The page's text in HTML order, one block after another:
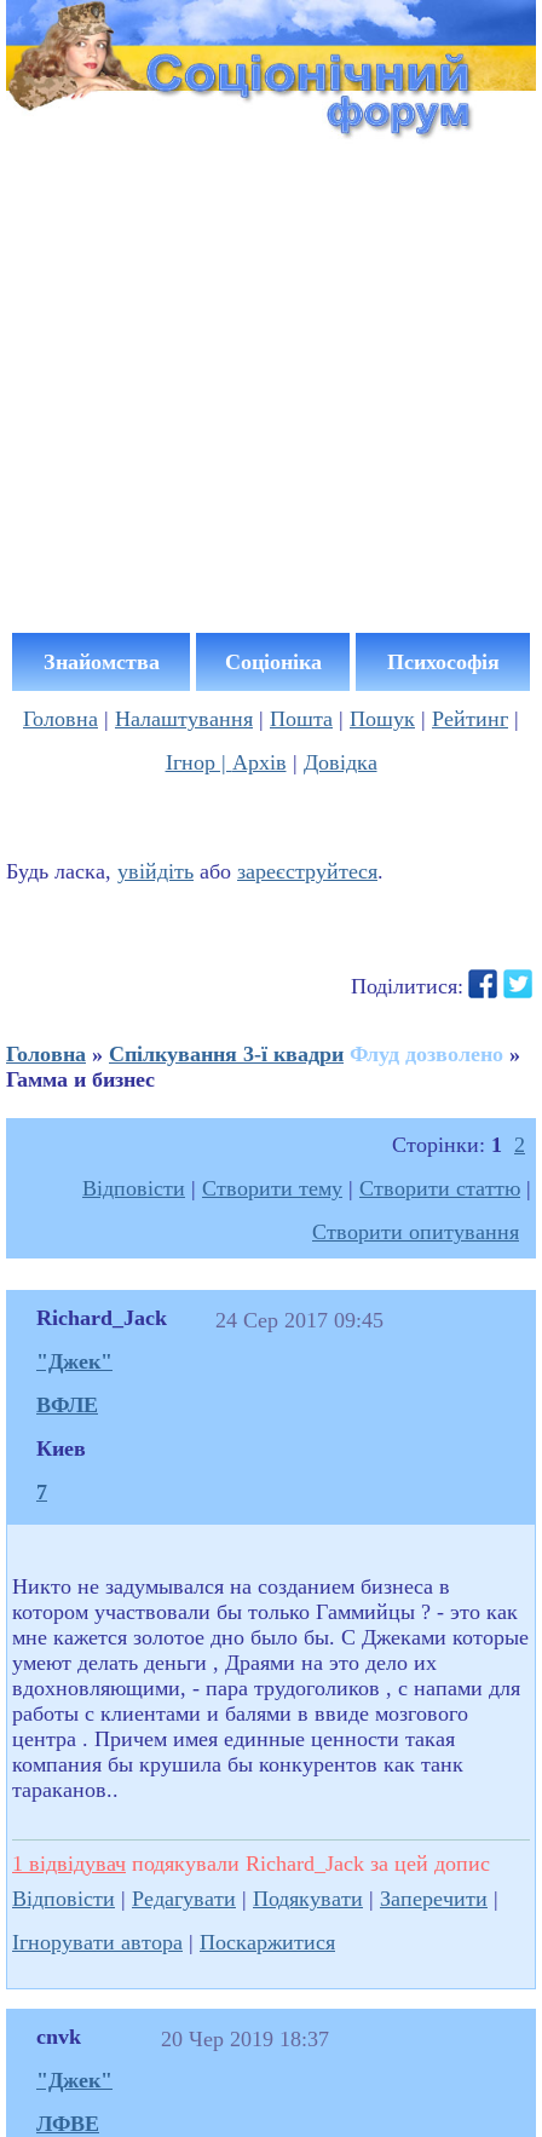
Знайомства Соціоніка Психософія
Головна | Налаштування | Пошта | Пошук | Рейтинг |
Ігнор | Архів | Довідка
Будь ласка, увійдіть або зареєструйтеся.
Поділитися:
Головна » Спілкування 3-ї квадри Флуд дозволено »
Гамма и бизнес
Сторінки: 1
2
Відповісти | Створити тему | Створити статтю |
Створити опитування
Richard_Jack
"Джек"
ВФЛЕ
Киев
7
24 Сер 2017 09:45
Никто не задумывался на созданием бизнеса в
котором участвовали бы только Гаммийцы ? - это как
мне кажется золотое дно было бы. С Джеками которые
умеют делать деньги , Драями на это дело их
вдохновляющими, - пара трудоголиков , с напами для
работы с клиентами и балями в ввиде мозгового
центра . Причем имея единные ценности такая
компания бы крушила бы конкурентов как танк
тараканов..
1 відвідувач подякували Richard_Jack за цей допис
Відповісти | Редагувати | Подякувати | Заперечити |
Ігнорувати автора | Поскаржитися
cnvk
"Джек"
ЛФВЕ
20 Чер 2019 18:37